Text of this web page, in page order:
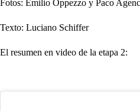
Fotos: Emilio Oppezzo y Paco
Texto: Luciano Schiffer
El resumen en video de la etapa 2: